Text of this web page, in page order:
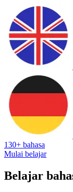
130+ bahasa
Mulai belajar
Belajar